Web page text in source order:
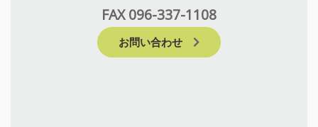
FAX 096-337-1108
お問い合わせ